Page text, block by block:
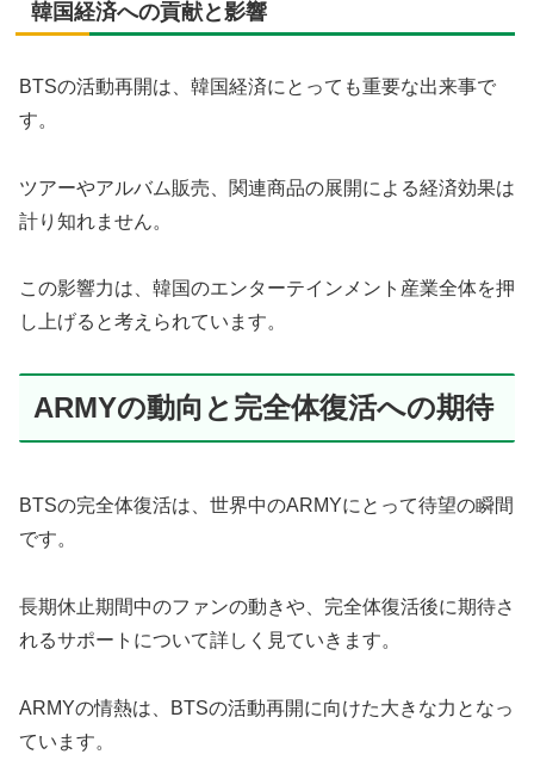
韓国経済への貢献と影響
BTSの活動再開は、韓国経済にとっても重要な出来事で
す。
ツアーやアルバム販売、関連商品の展開による経済効果は
計り知れません。
この影響力は、韓国のエンターテインメント産業全体を押
し上げると考えられています。
ARMYの動向と完全体復活への期待
BTSの完全体復活は、世界中のARMYにとって待望の瞬間
です。
長期休止期間中のファンの動きや、完全体復活後に期待さ
れるサポートについて詳しく見ていきます。
ARMYの情熱は、BTSの活動再開に向けた大きな力となっ
ています。